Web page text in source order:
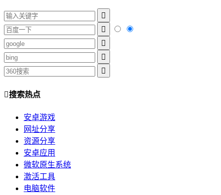
搜索热点
安卓游戏
网址分享
资源分享
安卓应用
微软原生系统
激活工具
电脑软件